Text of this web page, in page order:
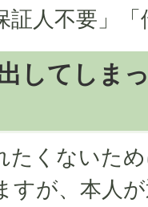
証人不要」
してしま
たくないた
すが、本人